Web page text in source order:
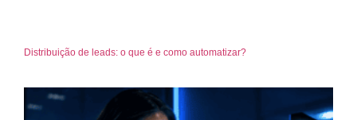
Distribuição de leads: o que é e como automatizar?